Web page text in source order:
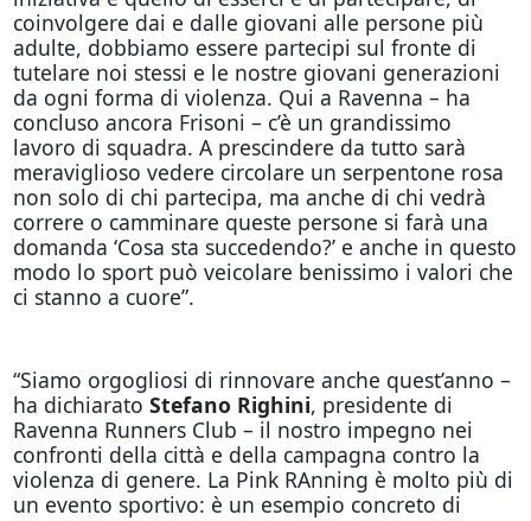
coinvolgere dai e dalle giovani alle persone più
adulte, dobbiamo essere partecipi sul fronte di
tutelare noi stessi e le nostre giovani generazioni
da ogni forma di violenza. Qui a Ravenna – ha
concluso ancora Frisoni – c’è un grandissimo
lavoro di squadra. A prescindere da tutto sarà
meraviglioso vedere circolare un serpentone rosa
non solo di chi partecipa, ma anche di chi vedrà
correre o camminare queste persone si farà una
domanda ‘Cosa sta succedendo?’ e anche in questo
modo lo sport può veicolare benissimo i valori che
ci stanno a cuore”.
“Siamo orgogliosi di rinnovare anche quest’anno –
ha dichiarato Stefano Righini, presidente di
Ravenna Runners Club – il nostro impegno nei
confronti della città e della campagna contro la
violenza di genere. La Pink RAnning è molto più di
un evento sportivo: è un esempio concreto di